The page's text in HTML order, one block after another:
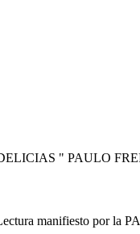
" PAULO
manifiesto por la